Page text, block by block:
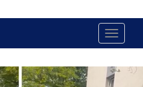
Toggle